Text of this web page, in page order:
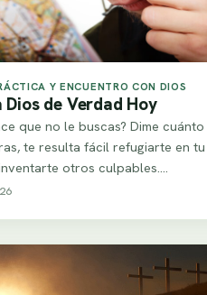
Y ENCUENTRO CON DIOS
Dios de Verdad Hoy
que no le buscas? Dime
te resulta fácil refugiarte en tu
otros culpables.…